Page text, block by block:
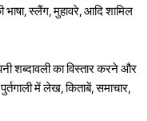
स्लैंग, मुहावरे, आदि शामिल
शब्दावली का विस्तार करने और
में लेख, किताबें, समाचार,